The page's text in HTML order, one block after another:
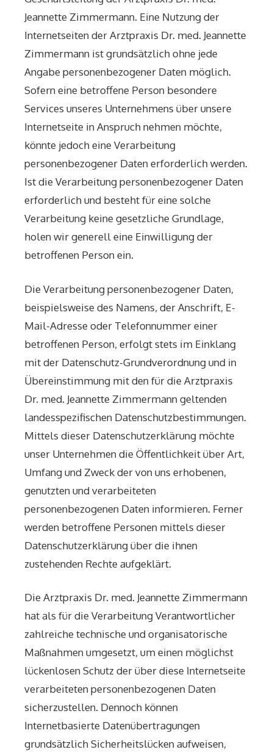
Jeannette Zimmermann. Eine Nutzung der
Internetseiten der Arztpraxis Dr. med. Jeannette
Zimmermann ist grundsätzlich ohne jede
Angabe personenbezogener Daten möglich.
Sofern eine betroffene Person besondere
Services unseres Unternehmens über unsere
Internetseite in Anspruch nehmen möchte,
könnte jedoch eine Verarbeitung
personenbezogener Daten erforderlich werden.
Ist die Verarbeitung personenbezogener Daten
erforderlich und besteht für eine solche
Verarbeitung keine gesetzliche Grundlage,
holen wir generell eine Einwilligung der
betroffenen Person ein.
Die Verarbeitung personenbezogener Daten,
beispielsweise des Namens, der Anschrift, E-
Mail-Adresse oder Telefonnummer einer
betroffenen Person, erfolgt stets im Einklang
mit der Datenschutz-Grundverordnung und in
Übereinstimmung mit den für die Arztpraxis
Dr. med. Jeannette Zimmermann geltenden
landesspezifischen Datenschutzbestimmungen.
Mittels dieser Datenschutzerklärung möchte
unser Unternehmen die Öffentlichkeit über Art,
Umfang und Zweck der von uns erhobenen,
genutzten und verarbeiteten
personenbezogenen Daten informieren. Ferner
werden betroffene Personen mittels dieser
Datenschutzerklärung über die ihnen
zustehenden Rechte aufgeklärt.
Die Arztpraxis Dr. med. Jeannette Zimmermann
hat als für die Verarbeitung Verantwortlicher
zahlreiche technische und organisatorische
Maßnahmen umgesetzt, um einen möglichst
lückenlosen Schutz der über diese Internetseite
verarbeiteten personenbezogenen Daten
sicherzustellen. Dennoch können
Internetbasierte Datenübertragungen
grundsätzlich Sicherheitslücken aufweisen,